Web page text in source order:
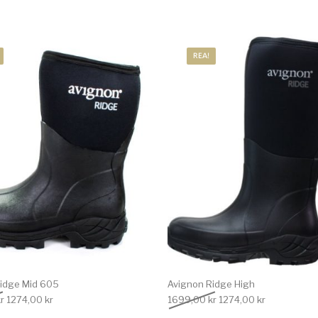
Mid 605
Det ursprungliga priset var: 1699,00 kr.
1274,00 krDet nuvarande priset är: 1274,00 kr.
REA!
Avignon Ridge High
1699,00kr Det ursprungliga
1274,00 krDet